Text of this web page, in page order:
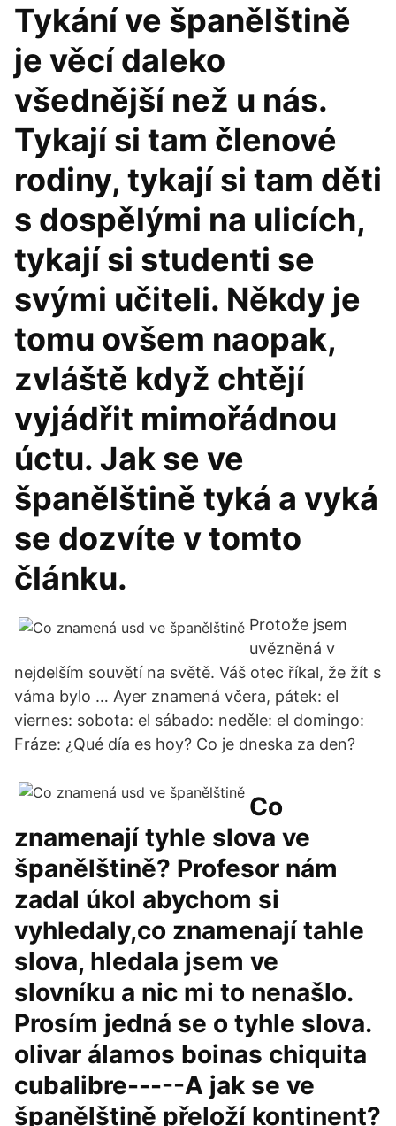
Tykání ve španělštině
je věcí daleko
všednější než u nás.
Tykají si tam členové
rodiny, tykají si tam děti
s dospělými na ulicích,
tykají si studenti se
svými učiteli. Někdy je
tomu ovšem naopak,
zvláště když chtějí
vyjádřit mimořádnou
úctu. Jak se ve
španělštině tyká a vyká
se dozvíte v tomto
článku.
Protože jsem
uvězněná v
nejdelším souvětí na světě. Váš otec říkal, že žít s
váma bylo … Ayer znamená včera, pátek: el
viernes: sobota: el sábado: neděle: el domingo:
Fráze: ¿Qué día es hoy? Co je dneska za den?
Co
znamenají tyhle slova ve
španělštině? Profesor nám
zadal úkol abychom si
vyhledaly,co znamenají tahle
slova, hledala jsem ve
slovníku a nic mi to nenašlo.
Prosím jedná se o tyhle slova.
olivar álamos boinas chiquita
cubalibre-----A jak se ve
španělštině přeloží kontinent?